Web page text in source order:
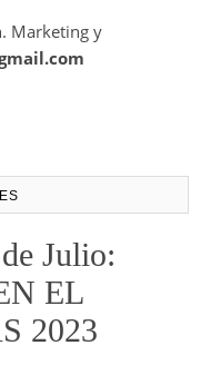
Marketing y
Julio:
EL
2023